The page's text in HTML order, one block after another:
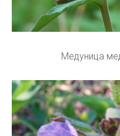
Медуница